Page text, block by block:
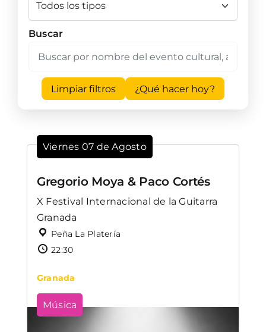
Buscar
Limpiar filtros ¿Qué hacer hoy?
Viernes 07 de Agosto
Gregorio Moya & Paco Cortés
X Festival Internacional de la Guitarra
Granada
Peña La Platería
22:30
Granada
Música